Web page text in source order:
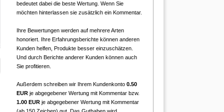
bedeutet dabei die beste Wertung. Wenn Sie
möchten hinterlassen sie zusätzlich ein Kommentar.
Ihre Bewertungen werden auf mehrere Arten
honoriert. Ihre Erfahrungsberichte können anderen
Kunden helfen, Produkte besser einzuschätzen.
Und durch Berichte anderer Kunden können auch
Sie profitieren.
Außerdem schreiben wir Ihrem Kundenkonto 0.50
EURje abgegebener Wertung mit Kommentar bzw.
1.00 EURje abgegebener Wertung mit Kommentar